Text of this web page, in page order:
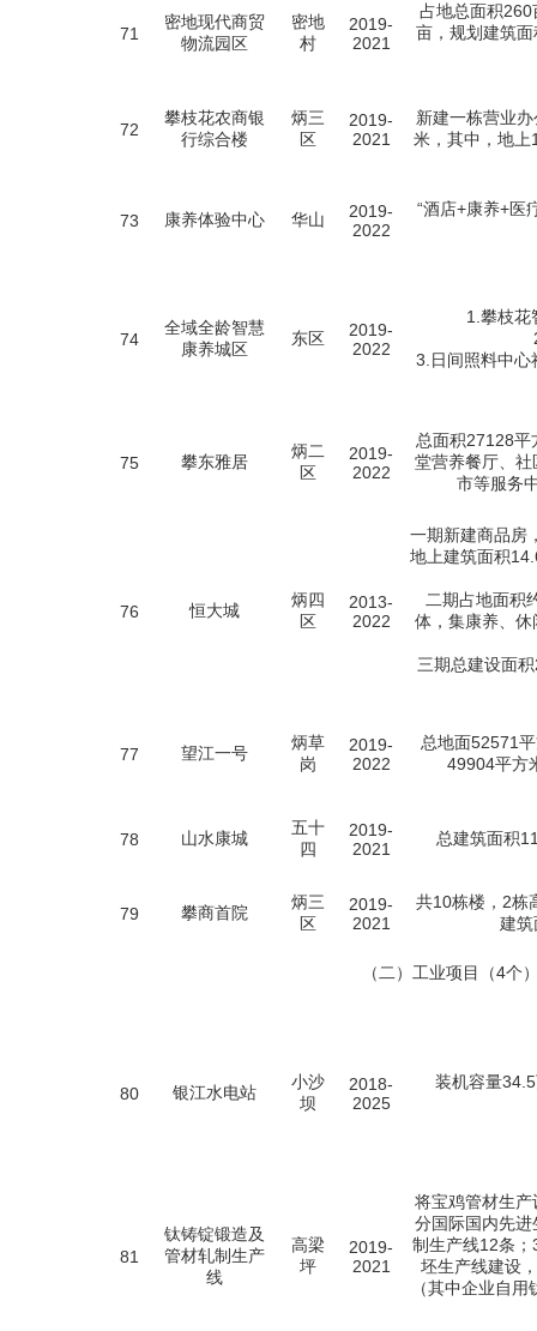
71
密地现代商贸
物流园区
密地
村
2019-
2021
占地总面积
亩，规划建筑
72
攀枝花农商银
行综合楼
炳三
区
2019-
2021
新建一栋营业
米，其中，地
73 康养体验中心 华山
2019-
2022
“酒店+康养+医
74
全域全龄智慧
康养城区
东区
2019-
2022
1.攀枝花
3.日间照料中心
75 攀东雅居
炳二
区
2019-
2022
总面积27128平
堂营养餐厅、
市等服务
76 恒大城
炳四
区
2013-
2022
一期新建商品房
地上建筑面积
二期占地面积
体，集康养、
三期总建设面
77 望江一号
炳草
岗
2019-
2022
总地面52571
49904平方
78 山水康城
五十
四
2019-
2021
总建筑面积
79 攀商首院
炳三
区
2019-
2021
共10栋楼，2栋
建
（二）工业项目（4个
80 银江水电站
小沙
坝
2018-
2025
装机容量
81
钛铸锭锻造及
管材轧制生产
线
高梁
坪
2019-
2021
将宝鸡管材生
分国际国内先
制生产线12条
坯生产线建设
（其中企业自